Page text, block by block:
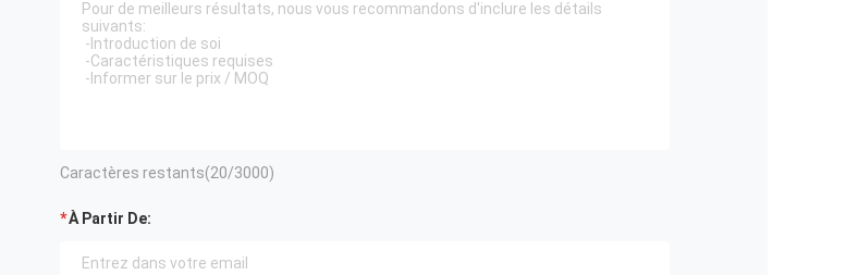
Caractères restants(20/3000)
À Partir De: